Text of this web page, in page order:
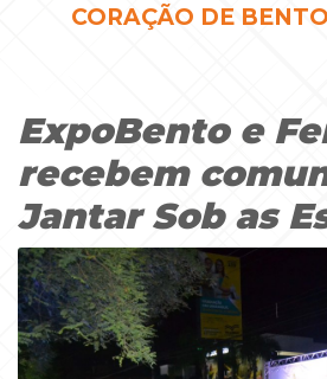
CORAÇÃO DE
ExpoBento e
recebem
Jantar Sob as